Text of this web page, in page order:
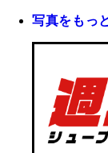
写真をもっ